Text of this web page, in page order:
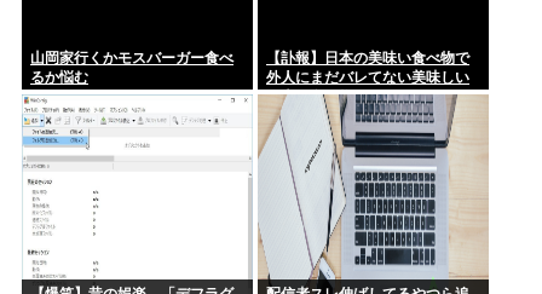
山岡家行くかモスバーガー食べ
るか悩む
【訃報】日本の美味い食べ物で
外人にまだバレてない美味しい
日本の食べ物www